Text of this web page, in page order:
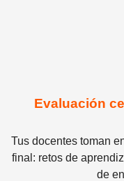
Evaluación
Tus docentes toman
final: retos de
de